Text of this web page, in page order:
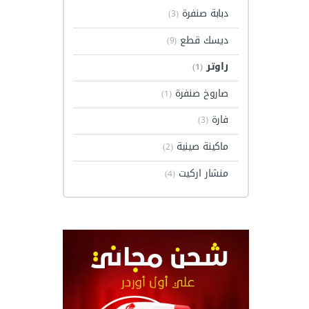
دبابة صنفرة(3)
ديسك قطع (9)
راوتر(1)
صاروخ صنفرة(1)
فارة(3)
ماكينة صينية(2)
منشار اركيت(4)